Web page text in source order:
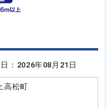
：2026年08月21日
高松町